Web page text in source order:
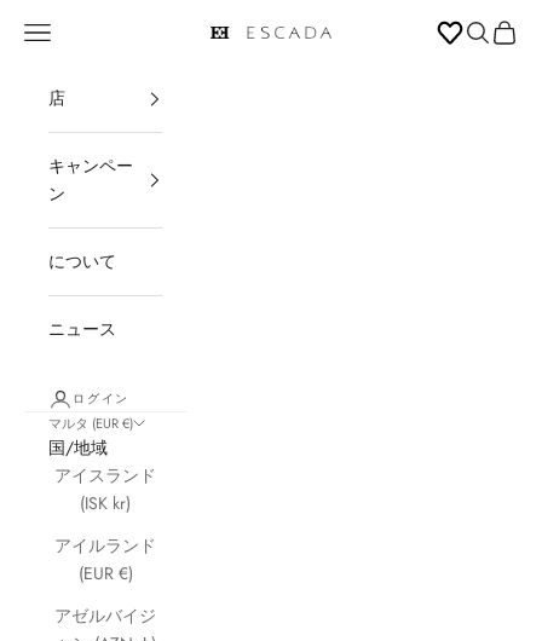
ESCADA
メニューを開く 検索を開
カー
店
キャンペー
ン
について
ニュース
ログイン
マルタ (EUR €)
国/地域
アイスランド
(ISK kr)
アイルランド
(EUR €)
アゼルバイジ